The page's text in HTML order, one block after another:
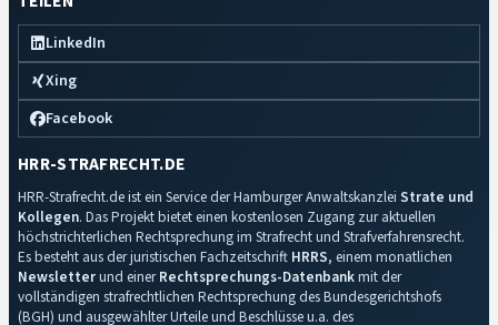
LinkedIn
Xing
Facebook
HRR-STRAFRECHT.DE
HRR-Strafrecht.de ist ein Service der Hamburger Anwaltskanzlei Strate und
Kollegen. Das Projekt bietet einen kostenlosen Zugang zur aktuellen
höchstrichterlichen Rechtsprechung im Strafrecht und Strafverfahrensrecht.
Es besteht aus der juristischen Fachzeitschrift HRRS, einem monatlichen
Newsletterund einerRechtsprechungs-Datenbankmit der
vollständigen strafrechtlichen Rechtsprechung des Bundesgerichtshofs
(BGH) und ausgewählter Urteile und Beschlüsse u.a. des